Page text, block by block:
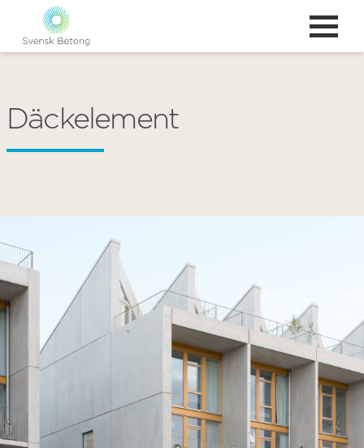
Däckelement